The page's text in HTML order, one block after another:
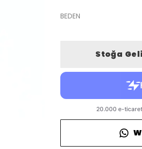
BEDEN
Stoğa